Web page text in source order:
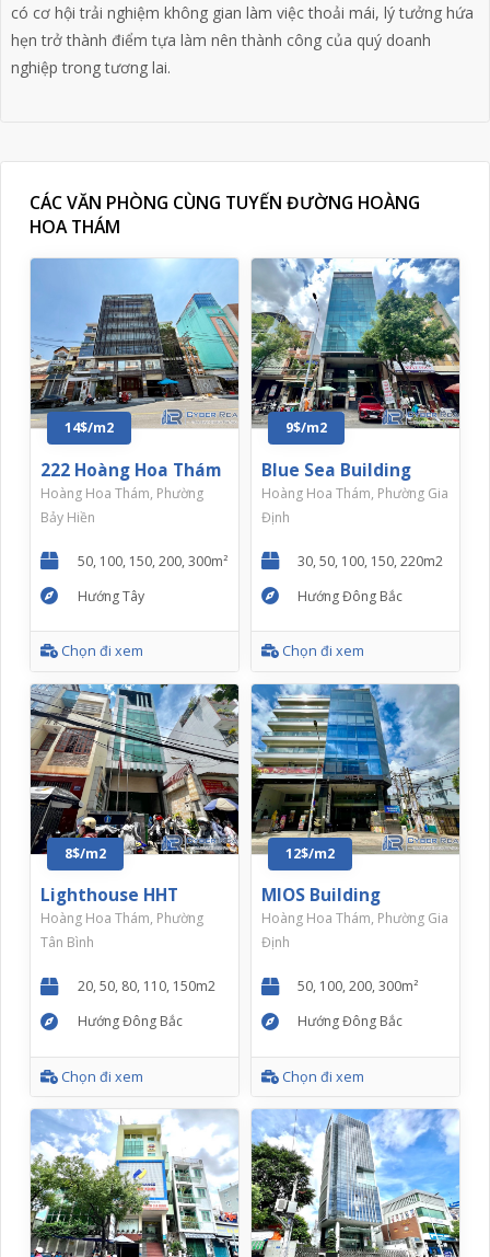
có cơ hội trải nghiệm không gian làm việc thoải mái, lý tưởng hứa
hẹn trở thành điểm tựa làm nên thành công của quý doanh
nghiệp trong tương lai.
CÁC VĂN PHÒNG CÙNG TUYẾN ĐƯỜNG HOÀNG
HOA THÁM
14$/m2
222 Hoàng Hoa Thám
Hoàng Hoa Thám, Phường
Bảy Hiền
50, 100, 150, 200, 300m²
Hướng Tây
Chọn đi xem
9$/m2
Blue Sea Building
Hoàng Hoa Thám, Phường Gia
Định
30, 50, 100, 150, 220m2
Hướng Đông Bắc
Chọn đi xem
8$/m2
Lighthouse HHT
Hoàng Hoa Thám, Phường
Tân Bình
20, 50, 80, 110, 150m2
Hướng Đông Bắc
Chọn đi xem
12$/m2
MIOS Building
Hoàng Hoa Thám, Phường Gia
Định
50, 100, 200, 300m²
Hướng Đông Bắc
Chọn đi xem